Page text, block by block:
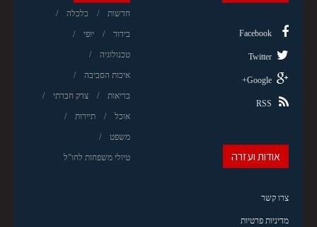
חדשות כלכלה
בידור יופי
טכנולוגיה
איכות הסביבה
בריאות צדק חברתי
אוכל תיירות
משפט
טיולי משפחות לחו"ל
Facebook
Twitter
Google+
RSS
אודות ועזרה
צרו קשר
מדיניות פרטיות